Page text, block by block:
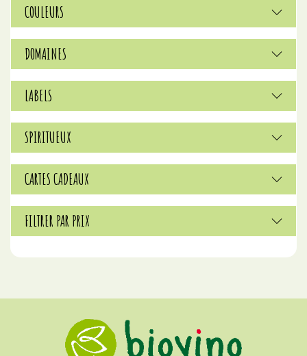
COULEURS
DOMAINES
LABELS
SPIRITUEUX
CARTES CADEAUX
FILTRER PAR PRIX